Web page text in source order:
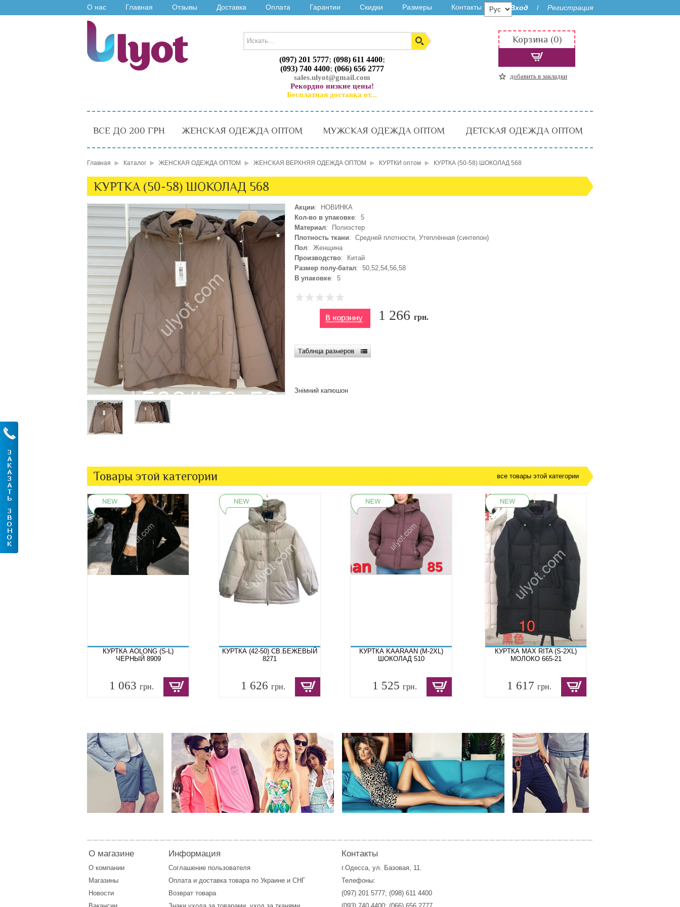
О нас Главная Отзывы Доставка Оплата Гарантии Скидки Размеры Контакты Вход / Регистрация
(097) 201 5777; (098) 611 4400;
(093) 740 4400; (066) 656 2777
sales.ulyot@gmail.com
Рекордно низкие цены!
Бесплатная доставка от...
Корзина (0)
добавить в закладки
ВСЕ ДО 200 ГРН ЖЕНСКАЯ ОДЕЖДА ОПТОМ МУЖСКАЯ ОДЕЖДА ОПТОМ ДЕТСКАЯ ОДЕЖДА ОПТОМ
Главная Каталог ЖЕНСКАЯ ОДЕЖДА ОПТОМ ЖЕНСКАЯ ВЕРХНЯЯ ОДЕЖДА ОПТОМ КУРТКИ оптом КУРТКА (50-58) ШОКОЛАД 568
КУРТКА (50-58) ШОКОЛАД 568
Акции: НОВИНКА
Кол-во в упаковке: 5
Материал: Полиэстер
Плотность ткани: Средней плотности, Утеплённая (синтепон)
Пол: Женщина
Производство: Китай
Размер полу-батал: 50,52,54,56,58
В упаковке: 5
1 266 грн.
Знімний капюшон
Товары этой категории все товары этой категории
КУРТКА AOLONG (S-L)
ЧЕРНЫЙ 8909
1 063 грн.
КУРТКА (42-50) СВ.БЕЖЕВЫЙ
8271
1 626 грн.
КУРТКА KAARAAN (M-2XL)
ШОКОЛАД 510
1 525 грн.
КУРТКА MAX RITA (S-2XL)
МОЛОКО 665-21
1 617 грн.
О магазине
О компании
Магазины
Новости
Вакансии
Информация
Соглашение пользователя
Оплата и доставка товара по Украине и СНГ
Возврат товара
Знаки ухода за товарами, уход за тканями
Контакты
г.Одесса, ул. Базовая, 11.
Телефоны:
(097) 201 5777; (098) 611 4400
(093) 740 4400; (066) 656 2777